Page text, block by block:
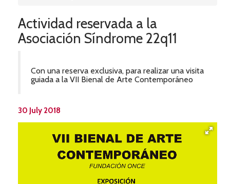
Actividad reservada a la
Asociación Síndrome 22q11
Con una reserva exclusiva, para realizar una visita
guiada a la VII Bienal de Arte Contemporáneo
30 July 2018